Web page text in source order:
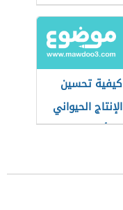
الإنتاج الحيواني
كيفية تحسين
الإنتاج الحيواني
بالتأثير على الغذاء